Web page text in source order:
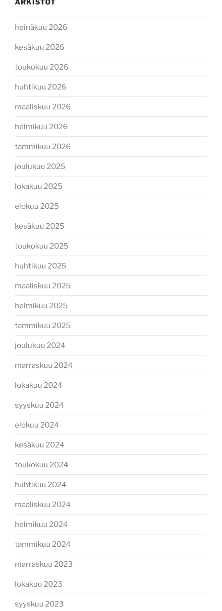
ARKISTOT
heinäkuu 2026
kesäkuu 2026
toukokuu 2026
huhtikuu 2026
maaliskuu 2026
helmikuu 2026
tammikuu 2026
joulukuu 2025
lokakuu 2025
elokuu 2025
kesäkuu 2025
toukokuu 2025
huhtikuu 2025
maaliskuu 2025
helmikuu 2025
tammikuu 2025
joulukuu 2024
marraskuu 2024
lokakuu 2024
syyskuu 2024
elokuu 2024
kesäkuu 2024
toukokuu 2024
huhtikuu 2024
maaliskuu 2024
helmikuu 2024
tammikuu 2024
marraskuu 2023
lokakuu 2023
syyskuu 2023